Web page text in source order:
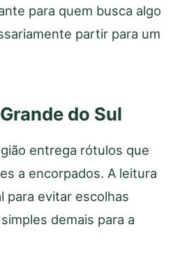
para quem busca algo
partir para um
do Sul
entrega rótulos que
a encorpados. A leitura
para evitar escolhas
demais para a